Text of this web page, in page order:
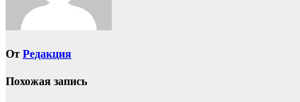
От Редакция
Похожая запись